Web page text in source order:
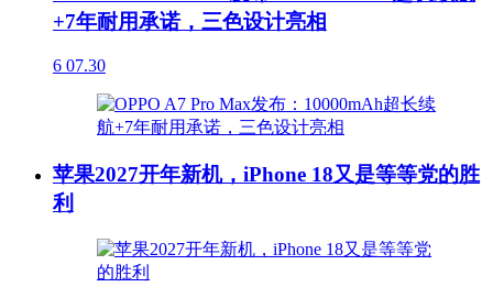
+7年耐用承诺，三色设计亮相
6 07.30
苹果2027开年新机，iPhone 18又是等等党的胜
利